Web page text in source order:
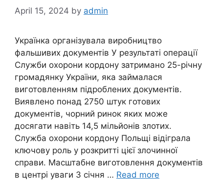
April 15, 2024 by admin
Українка організувала виробництво
фальшивих документів У результаті операції
Служби охорони кордону затримано 25-річну
громадянку України, яка займалася
виготовленням підроблених документів.
Виявлено понад 2750 штук готових
документів, чорний ринок яких може
досягати навіть 14,5 мільйонів злотих.
Служба охорони кордону Польщі відіграла
ключову роль у розкритті цієї злочинної
справи. Масштабне виготовлення документів
в центрі уваги З січня … Read more